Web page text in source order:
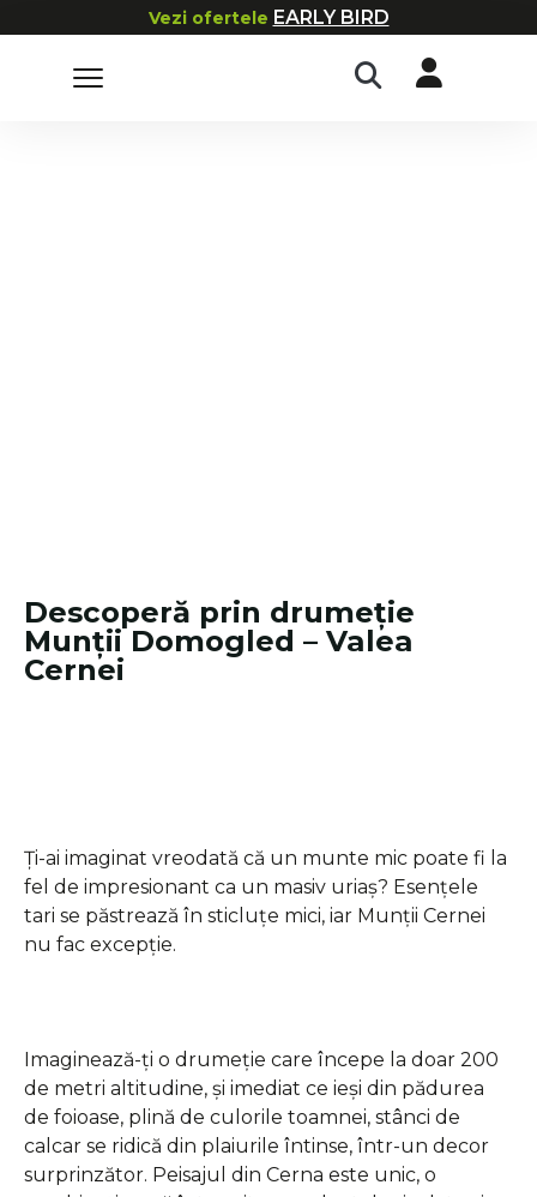
Vezi ofertele EARLY BIRD
Descoperă prin drumeție
Munții Domogled – Valea
Cernei
Ți-ai imaginat vreodată că un munte mic poate fi la
fel de impresionant ca un masiv uriaș? Esențele
tari se păstrează în sticluțe mici, iar Munții Cernei
nu fac excepție.
Imaginează-ți o drumeție care începe la doar 200
de metri altitudine, și imediat ce ieși din pădurea
de foioase, plină de culorile toamnei, stânci de
calcar se ridică din plaiurile întinse, într-un decor
surprinzător. Peisajul din Cerna este unic, o